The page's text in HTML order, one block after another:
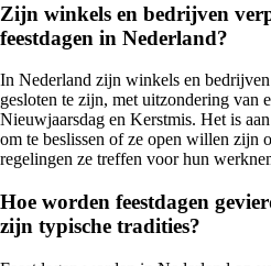
Zijn winkels en bedrijven
feestdagen in Nederland?
In Nederland zijn winkels en
gesloten te zijn, met uitzondering van
Nieuwjaarsdag en Kerstmis. Het is
om te beslissen of ze open willen zijn
regelingen ze treffen voor hun
Hoe worden feestdagen
zijn typische tradities?